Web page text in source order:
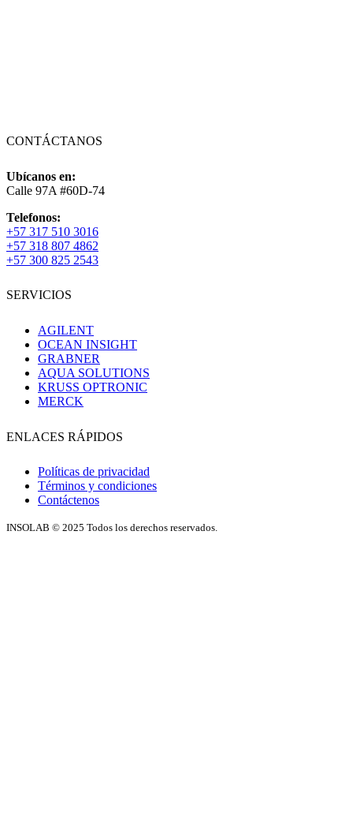
CONTÁCTANOS
Ubícanos en:
Calle 97A #60D-74
Telefonos:
+57 317 510 3016
+57 318 807 4862
+57 300 825 2543
SERVICIOS
AGILENT
OCEAN INSIGHT
GRABNER
AQUA SOLUTIONS
KRUSS OPTRONIC
MERCK
ENLACES RÁPIDOS
Políticas de privacidad
Términos y condiciones
Contáctenos
INSOLAB © 2025 Todos los derechos reservados.